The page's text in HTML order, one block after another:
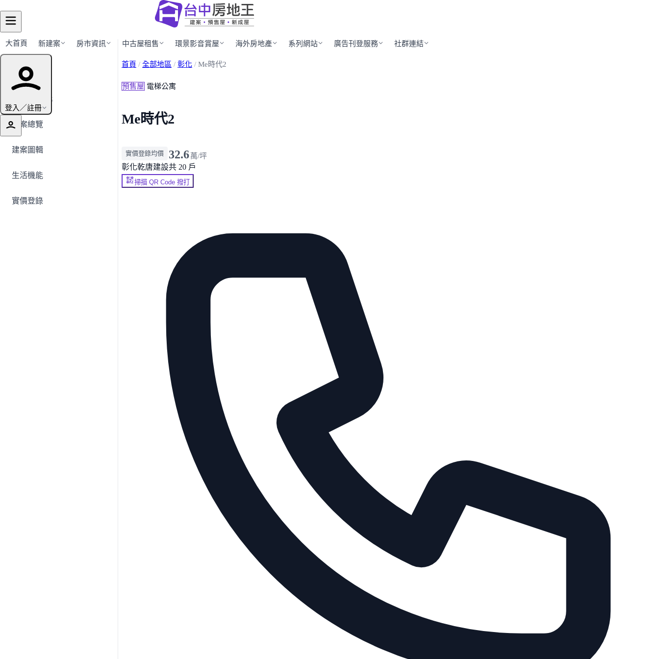
大首頁 新建案 房市資訊 中古屋租售 環景影音賞屋 海外房地產 系列網站 廣告刊登服務 社群連結
登入／註冊
建案導覽
← 返回彰化
建案總覽
建案圖輯
生活機能
實價登錄
首頁 / 全部地區 / 彰化 / Me時代2
預售屋 電梯公寓
Me時代2
實價登錄均價 32.6萬/坪
彰化乾唐建設共 20 戶
掃描 QR Code 撥打